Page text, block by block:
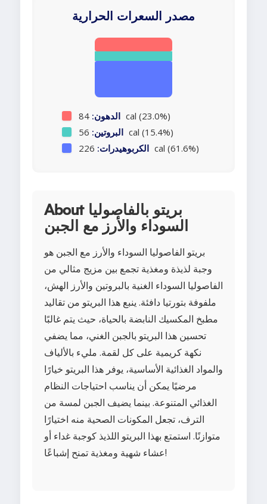
مصدر السعرات الحرارية
الدهون: 84 cal (23.0%)
البروتين: 56 cal (15.4%)
الكربوهيدرات: 226 cal (61.6%)
About بريتو بالفاصوليا
السوداء والأرز مع الجبن
بريتو الفاصوليا السوداء والأرز مع الجبن هو
وجبة لذيذة ومغذية تجمع بين مزيج مثالي من
الفاصوليا السوداء الغنية بالبروتين والأرز الهش،
ملفوفة بتورتيا دافئة. ينبع هذا البريتو من تقاليد
مطبخ المكسيك النابضة بالحياة، حيث يتم غالبًا
تحسين هذا البريتو بالجبن الغني، مما يضفي
نكهة كريمية على كل لقمة. مليء بالألياف
والمواد الغذائية الأساسية، يوفر هذا البريتو خيارًا
مرضيًا يمكن أن يناسب احتياجات النظام
الغذائي المتنوعة. بينما يضيف الجبن لمسة من
الترف، تجعل المكونات الصحية منه اختيارًا
متوازنًا. استمتع بهذا البريتو اللذيذ كوجبة غداء أو
عشاء شهية ومغذية تمنح إشباعًا!